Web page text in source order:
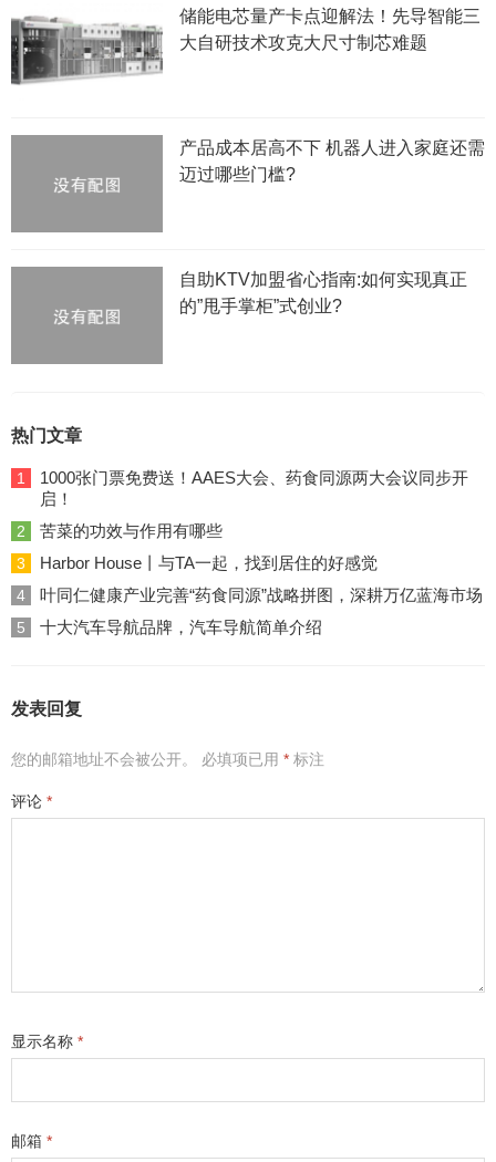
储能电芯量产卡点迎解法！先导智能三
大自研技术攻克大尺寸制芯难题
产品成本居高不下 机器人进入家庭还需
迈过哪些门槛?
自助KTV加盟省心指南:如何实现真正
的”甩手掌柜”式创业?
热门文章
1
1000张门票免费送！AAES大会、药食同源两大会议同步开
启！
2 苦菜的功效与作用有哪些
3 Harbor House丨与TA一起，找到居住的好感觉
4 叶同仁健康产业完善“药食同源”战略拼图，深耕万亿蓝海市场
5 十大汽车导航品牌，汽车导航简单介绍
发表回复
您的邮箱地址不会被公开。 必填项已用 * 标注
评论 *
显示名称 *
邮箱 *